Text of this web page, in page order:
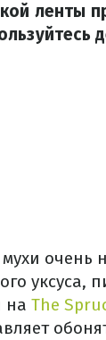
ленты
очень
уксуса,
на The